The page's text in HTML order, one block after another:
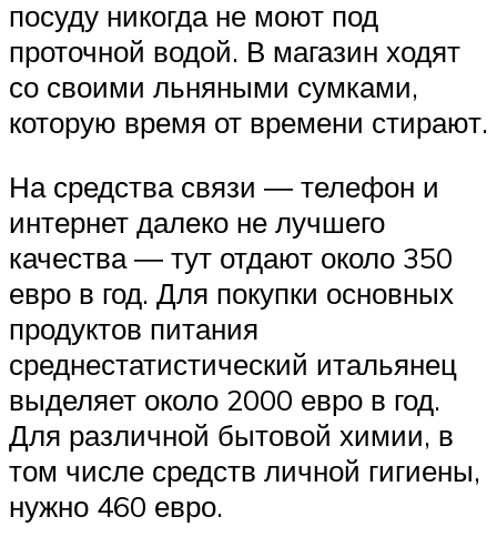
посуду никогда не моют под
проточной водой. В магазин ходят
со своими льняными сумками,
которую время от времени стирают.
На средства связи ― телефон и
интернет далеко не лучшего
качества ― тут отдают около 350
евро в год. Для покупки основных
продуктов питания
среднестатистический итальянец
выделяет около 2000 евро в год.
Для различной бытовой химии, в
том числе средств личной гигиены,
нужно 460 евро.